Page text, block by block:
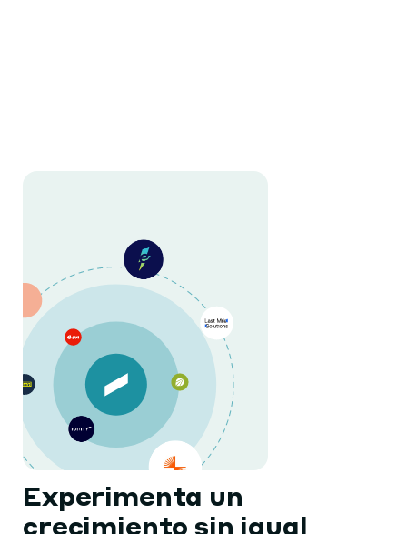
Experimenta un